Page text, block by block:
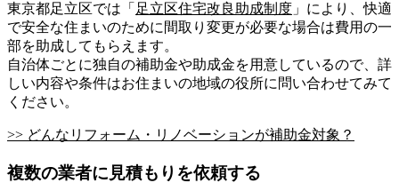
東京都足立区では「 足立区住宅改良助成制度 」により、快適
で安全な住まいのために間取り変更が必要な場合は費用の一
部を助成してもらえます。
自治体ごとに独自の補助金や助成金を用意しているので、詳
しい内容や条件はお住まいの地域の役所に問い合わせてみて
ください。
>> どんなリフォーム・リノベーションが補助金対象？
複数の業者に見積もりを依頼する